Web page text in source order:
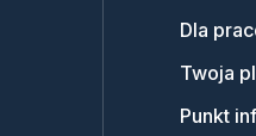
Dla
Twoja
Punkt